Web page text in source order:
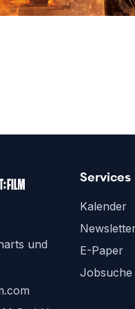
und
Services
Kalender
E-Paper
Jobsuche